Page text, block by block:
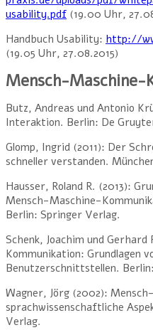
usability.pdf (19.00 Uhr,
Handbuch Usability: http://
(19.05 Uhr, 27.08.2015)
Mensch-Maschine-
Butz, Andreas und Antonio
Interaktion. Berlin: De
Glomp, Ingrid (2011): Der
schneller verstanden.
Hausser, Roland R. (2013):
Mensch-Maschine-
Berlin: Springer Verlag.
Schenk, Joachim und
Kommunikation: Grundlagen
Benutzerschnittstellen.
Wagner, Jörg (2002):
sprachwissenschaftliche
Verlag.